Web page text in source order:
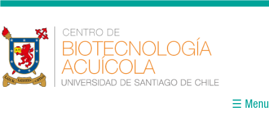
Pasar al contenido principal
☰ Menu